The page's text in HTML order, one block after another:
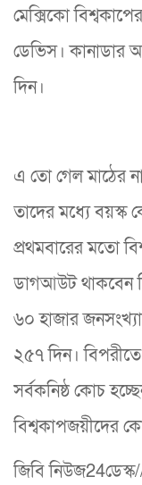
মেক্সিকো
ডেভিস। কানাডার
দিন।
এ তো গেল মাঠের
তাদের মধ্যে
প্রথমবারের মতো
ডাগআউট থাকবেন
৬০ হাজার
২৫৭ দিন।
সর্বকনিষ্ঠ কোচ
বিশ্বকাপজয়ীদের
জিবি